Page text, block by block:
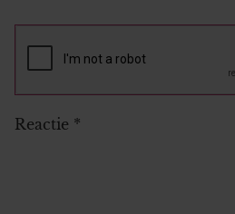
Reactie *